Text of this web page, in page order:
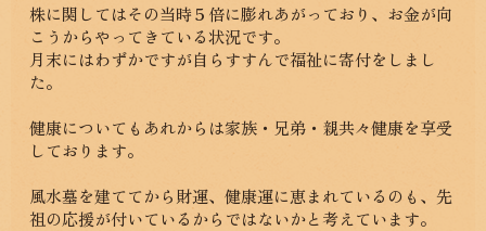
株に関してはその当時５倍に膨れあがっており、お金が向
こうからやってきている状況です。
月末にはわずかですが自らすすんで福祉に寄付をしまし
た。
健康についてもあれからは家族・兄弟・親共々健康を享受
しております。
風水墓を建ててから財運、健康運に恵まれているのも、先
祖の応援が付いているからではないかと考えています。